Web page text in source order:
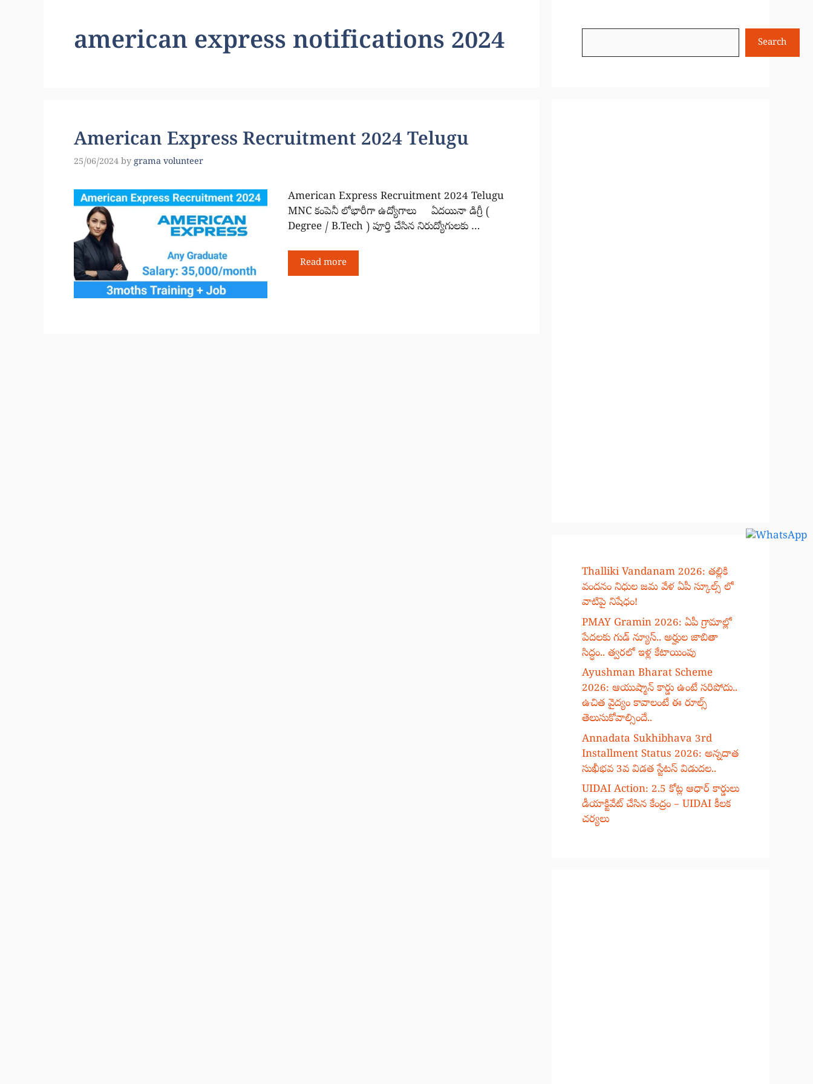
american express notifications 2024
American Express Recruitment 2024 Telugu
25/06/2024 by grama volunteer
American Express Recruitment 2024 Telugu
MNC కంపెనీ లోభారీగా ఉద్యోగాలు ఏదయినా డిగ్రీ (
Degree / B.Tech ) పూర్తి చేసిన నిరుద్యోగులకు …
Read more
Search
Thalliki Vandanam 2026: తల్లికి
వందనం నిధుల జమ వేళ ఏపీ స్కూల్స్ లో
వాటిపై నిషేధం!
PMAY Gramin 2026: ఏపీ గ్రామాల్లో
పేదలకు గుడ్ న్యూస్.. అర్హుల జాబితా
సిద్ధం.. త్వరలో ఇళ్ల కేటాయింపు
Ayushman Bharat Scheme
2026: ఆయుష్మాన్ కార్డు ఉంటే సరిపోదు..
ఉచిత వైద్యం కావాలంటే ఈ రూల్స్
తెలుసుకోవాల్సిందే..
Annadata Sukhibhava 3rd
Installment Status 2026: అన్నదాత
సుఖీభవ 3వ విడత స్టేటస్ విడుదల..
UIDAI Action: 2.5 కోట్ల ఆధార్ కార్డులు
డీయాక్టివేట్ చేసిన కేంద్రం – UIDAI కీలక
చర్యలు